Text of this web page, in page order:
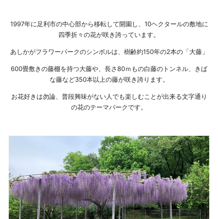
1997年に足利市の中心部から移転して開園し、10ヘクタールの敷地に
四季折々の花が咲き誇っています。
あしかがフラワーパークのシンボルは、樹齢約150年の2本の「大藤」
600畳敷きの藤棚を持つ大藤や、長さ80ｍもの白藤のトンネル、きば
な藤など350本以上の藤が咲き誇ります。
お花好きは勿論、普段興味がない人でも楽しむことが出来る文字通り
の花のテーマパークです。